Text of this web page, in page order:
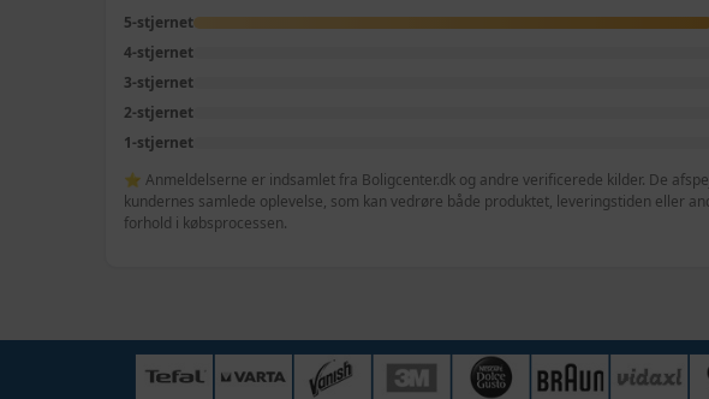
5-stjernet
4-stjernet
3-stjernet
2-stjernet
1-stjernet
⭐ Anmeldelserne er indsamlet fra Boligcenter.dk og andre verificerede kilder. De
kundernes samlede oplevelse, som kan vedrøre både produktet, leveringstiden eller
forhold i købsprocessen.